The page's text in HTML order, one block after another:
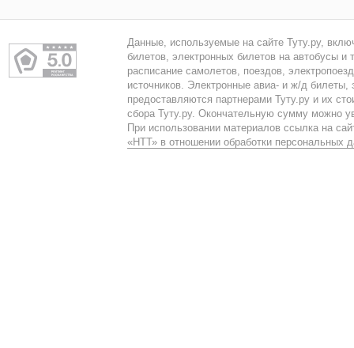
Данные, используемые на сайте Туту.ру,
билетов, электронных билетов на автобусы и
расписание самолетов, поездов,
источников. Электронные авиа- и ж/д билеты,
предоставляются партнерами Туту.ру и их
сбора Туту.ру. Окончательную сумму можно
При использовании материалов ссылка на
«НТТ» в отношении обработки персональных